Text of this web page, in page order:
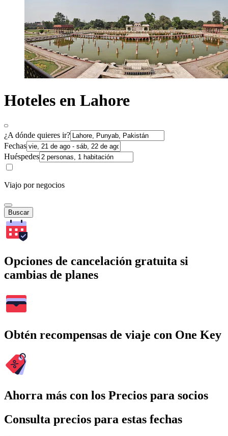
Hoteles en Lahore
¿A dónde quieres ir?
Fechas
Huéspedes
Viajo por negocios
Buscar
Opciones de cancelación gratuita si
cambias de planes
Obtén recompensas de viaje con One Key
Ahorra más con los Precios para socios
Consulta precios para estas fechas